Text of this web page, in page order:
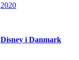
2020
Disney i Danmark